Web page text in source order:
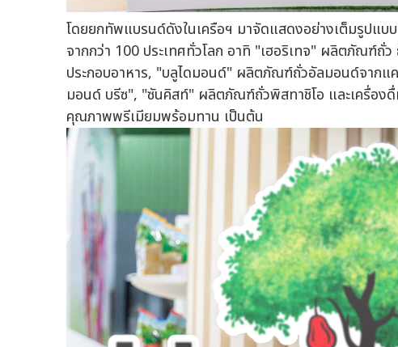
โดยยกทัพแบรนด์ดังในเครือฯ มาจัดแสดงอย่างเต็มรูปแบ
จากกว่า 100 ประเทศทั่วโลก อาทิ "เฮอริเทจ" ผลิตภัณฑ์
ประกอบอาหาร, "บลูไดมอนด์" ผลิตภัณฑ์ถั่วอัลมอนด์จาก
มอนด์ บรีซ", "ซันคิสท์" ผลิตภัณฑ์ถั่วพิสทาชิโอ และเครื่อ
คุณภาพพรีเมียมพร้อมทาน เป็นต้น